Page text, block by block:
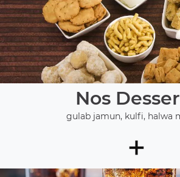
Nos
gulab jamun, kulfi, halwa
+